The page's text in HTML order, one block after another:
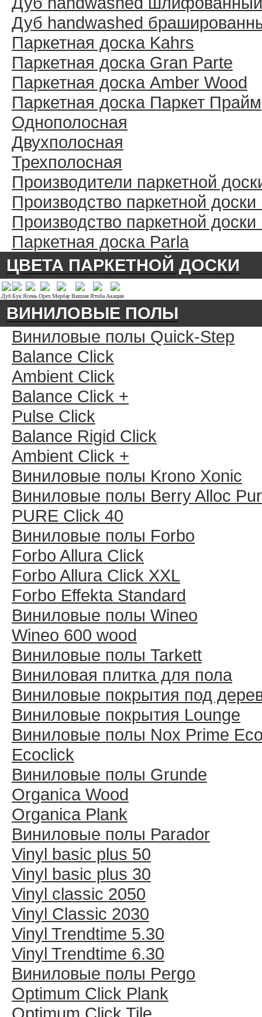
Дуб handwashed
Паркетная доска Kahrs
Паркетная доска Gran Parte
Паркетная доска Amber Wood
Паркетная доска Паркет Прайм
Однополосная
Двухполосная
Трехполосная
Производители паркетной
Производство паркетной
Производство паркетной
Паркетная доска Parla
ЦВЕТА ПАРКЕТНОЙ ДОСКИ
ДубБук ЯсеньОрехМербауВишня Ятоба Акация
ВИНИЛОВЫЕ ПОЛЫ
Виниловые полы Quick-Step
Balance Click
Ambient Click
Balance Click +
Pulse Click
Balance Rigid Click
Ambient Click +
Виниловые полы Krono Xonic
Виниловые полы Berry Alloc
PURE Click 40
Виниловые полы Forbo
Forbo Allura Click
Forbo Allura Click XXL
Forbo Effekta Standard
Виниловые полы Wineo
Wineo 600 wood
Виниловые полы Tarkett
Виниловая плитка для пола
Виниловые покрытия под
Виниловые покрытия Lounge
Виниловые полы Nox Prime
Ecoclick
Виниловые полы Grunde
Organica Wood
Organica Plank
Виниловые полы Раrador
Vinyl basic plus 50
Vinyl basic plus 30
Vinyl classic 2050
Vinyl Classic 2030
Vinyl Trendtime 5.30
Vinyl Trendtime 6.30
Виниловые полы Pergo
Optimum Click Plank